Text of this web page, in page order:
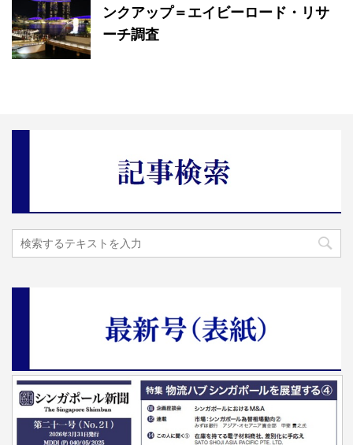
ンクアップ＝エイビーロード・リサ
ーチ調査